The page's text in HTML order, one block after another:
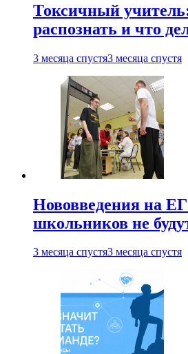
Токсичный
распознать и что
3 месяца спустя3 месяца спустя
Нововведения на
школьников не
3 месяца спустя3 месяца спустя